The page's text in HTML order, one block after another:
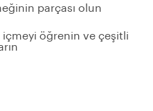
parçası olun
içmeyi öğrenin ve çeşitli